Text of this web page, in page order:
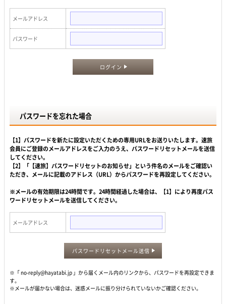
メールアドレス
パスワード
ログイン
パスワードを忘れた場合
【1】パスワードを新たに設定いただくための専用URLをお送りいたします。速旅
会員にご登録のメールアドレスをご入力のうえ、パスワードリセットメールを送信
してください。
【2】「【速旅】パスワードリセットのお知らせ」という件名のメールをご確認い
ただき、メールに記載のアドレス（URL）からパスワードを再設定してください。
※メールの有効期限は24時間です。24時間経過した場合は、【1】により再度パス
ワードリセットメールを送信してください。
メールアドレス
パスワードリセットメール送信
※「 no-reply@hayatabi.jp 」から届くメール内のリンクから、パスワードを再設定できま
す。
※メールが届かない場合は、迷惑メールに振り分けられていないかご確認ください。